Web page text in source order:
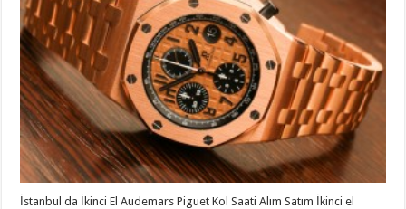
İstanbul da İkinci El Audemars Piguet Kol Saati Alım Satım İkinci el